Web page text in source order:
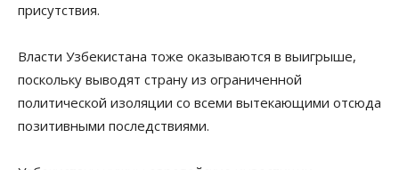
присутствия.
Власти Узбекистана тоже оказываются в выигрыше,
поскольку выводят страну из ограниченной
политической изоляции со всеми вытекающими отсюда
позитивными последствиями.